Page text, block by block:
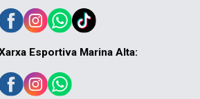
Esportiva Marina Alta: